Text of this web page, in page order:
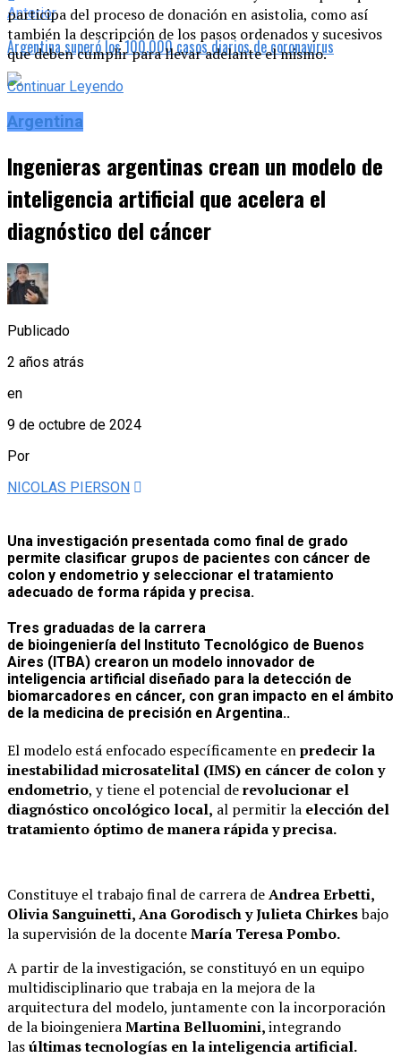
Anterior
Argentina superó los 100.000 casos diarios de coronavirus
participa del proceso de donación en asistolia, como así
también la descripción de los pasos ordenados y sucesivos
que deben cumplir para llevar adelante el mismo.
Continuar Leyendo
Argentina
Ingenieras argentinas crean un modelo de
inteligencia artificial que acelera el
diagnóstico del cáncer
Publicado
2 años atrás
en
9 de octubre de 2024
Por
NICOLAS PIERSON
Una investigación presentada como final de grado
permite clasificar grupos de pacientes con cáncer de
colon y endometrio y seleccionar el tratamiento
adecuado de forma rápida y precisa.
Tres graduadas de la carrera
de bioingeniería del Instituto Tecnológico de Buenos
Aires (ITBA) crearon un modelo innovador de
inteligencia artificial diseñado para la detección de
biomarcadores en cáncer, con gran impacto en el ámbito
de la medicina de precisión en Argentina..
El modelo está enfocado específicamente enpredecir la
inestabilidad microsatelital (IMS) en cáncer de colon y
endometrio, y tiene el potencial derevolucionar el
diagnóstico oncológico local, al permitir la elección del
tratamiento óptimo de manera rápida y precisa.
Constituye el trabajo final de carrera deAndrea Erbetti,
Olivia Sanguinetti, Ana Gorodisch y Julieta Chirkesbajo
la supervisión de la docenteMaría Teresa Pombo.
A partir de la investigación, se constituyó en un equipo
multidisciplinario que trabaja en la mejora de la
arquitectura del modelo, juntamente con la incorporación
de la bioingenieraMartina Belluomini,integrando
lasúltimas tecnologías en la inteligencia artificial.